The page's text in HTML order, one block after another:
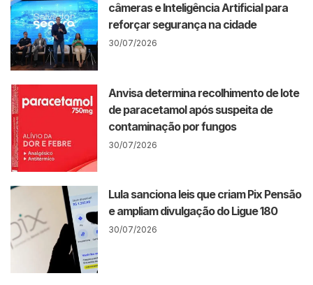
câmeras e Inteligência Artificial para
reforçar segurança na cidade
30/07/2026
Anvisa determina recolhimento de lote
de paracetamol após suspeita de
contaminação por fungos
30/07/2026
Lula sanciona leis que criam Pix Pensão
e ampliam divulgação do Ligue 180
30/07/2026